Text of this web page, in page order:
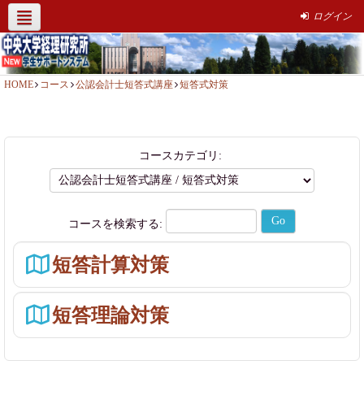
ログイン
経理研究所HP 社会人簿記講座 サポート情報
お問い合わせ
HOME コース 公認会計士短答式講座 短答式対策
コースカテゴリ:
コースを検索する:
短答計算対策
短答理論対策